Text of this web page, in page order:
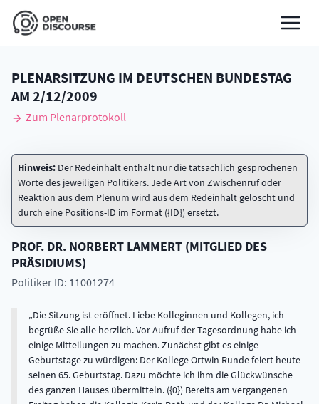
PLENARSITZUNG IM DEUTSCHEN BUNDESTAG
AM 2/12/2009
Zum Plenarprotokoll
Hinweis: Der Redeinhalt enthält nur die tatsächlich gesprochenen
Worte des jeweiligen Politikers. Jede Art von Zwischenruf oder
Reaktion aus dem Plenum wird aus dem Redeinhalt gelöscht und
durch eine Positions-ID im Format ({ID}) ersetzt.
PROF. DR. NORBERT LAMMERT (MITGLIED DES
PRÄSIDIUMS)
Politiker ID: 11001274
Die Sitzung ist eröffnet. Liebe Kolleginnen und Kollegen, ich
begrüße Sie alle herzlich. Vor Aufruf der Tagesordnung habe ich
einige Mitteilungen zu machen. Zunächst gibt es einige
Geburtstage zu würdigen: Der Kollege Ortwin Runde feiert heute
seinen 65. Geburtstag. Dazu möchte ich ihm die Glückwünsche
des ganzen Hauses übermitteln. ({0}) Bereits am vergangenen